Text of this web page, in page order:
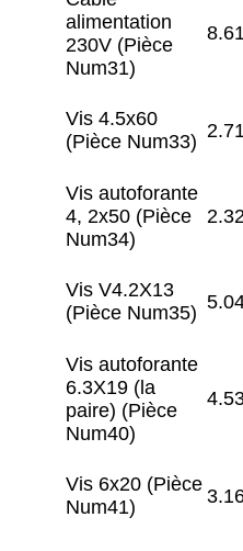
alimentation
230V (Pièce
Num31)
Vis 4.5x60
(Pièce Num33)
Vis autoforante
4, 2x50 (Pièce
Num34)
Vis V4.2X13
(Pièce Num35)
Vis autoforante
6.3X19 (la
paire) (Pièce
Num40)
Vis 6x20 (Pièce
Num41)